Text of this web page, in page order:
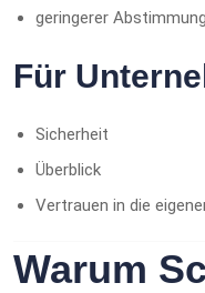
geringerer
Für
Sicherheit
Überblick
Vertrauen in die
Warum